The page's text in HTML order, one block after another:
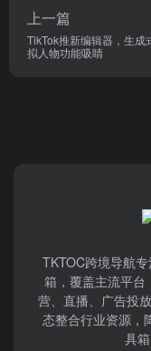
上一篇
TikTok推新编辑器，生成
拟人物功能吸睛
TKTOC跨境导航​
箱，覆盖主流平台
营、直播、广告投
态整合行业资源
具